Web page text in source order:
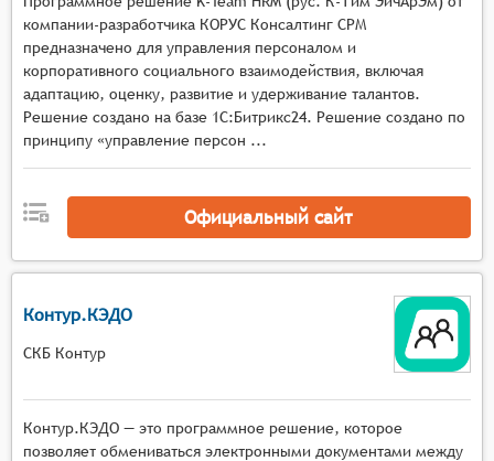
хранение электронных копий документов,
автоматическое уведомление о необходимости
продления контракта.
Обработку заявок и запросов: справок о
доходах, справок для банка, справок о стаже и
персонала: составление плана обучения,
контроль выполнения программы, хранение
результатов тестирования.
управления персоналом: статистика по
количеству сотрудников, выходу на работу и
электронного документооборота позволяет
компании-разработчика КОРУС Консалтинг СРМ
предназначено для управления персоналом и
корпоративного социального взаимодействия, включая
адаптацию, оценку, развитие и удерживание талантов.
Решение создано на базе 1С:Битрикс24. Решение создано по
принципу «управление персон ...
Официальный сайт
Контур.КЭДО
СКБ Контур
Контур.КЭДО — это программное решение, которое
позволяет обмениваться электронными документами между